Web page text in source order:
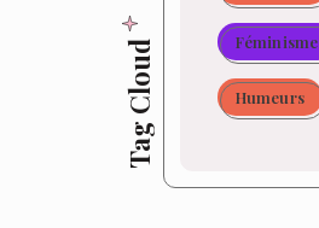
Tag Cloud Féminisme
Humeurs